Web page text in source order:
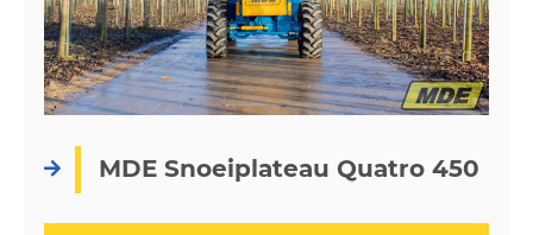
MDE Snoeiplateau Quatro 450